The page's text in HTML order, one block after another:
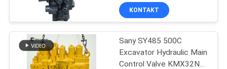
KONTAKT
Sany SY485 500C
Excavator Hydraulic Main
Control Valve KMX32NA